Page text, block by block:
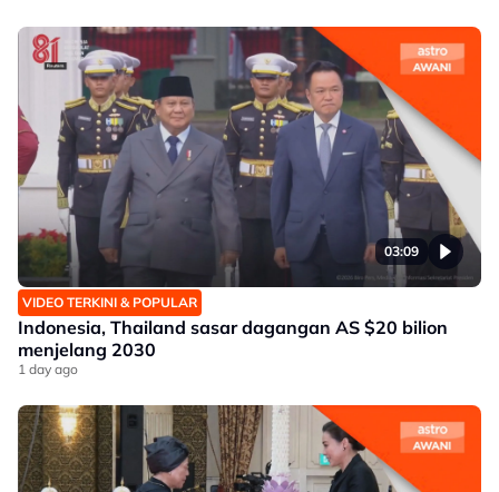
03:09
VIDEO TERKINI & POPULAR
Indonesia, Thailand sasar dagangan AS $20 bilion
menjelang 2030
1 day ago